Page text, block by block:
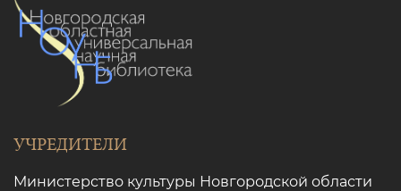
УЧРЕДИТЕЛИ
Министерство культуры Новгородской области